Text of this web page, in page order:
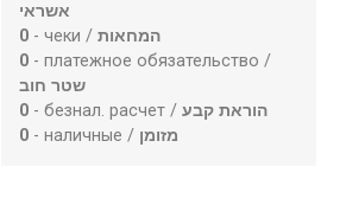
אשראי
0 - чеки /המחאות
0 - платежное обязательство /
שטר חוב
0 - безнал. расчет /הוראת קבע
0 - наличные / מזומן